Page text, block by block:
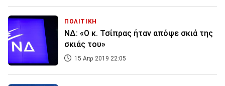
ΠΟΛΙΤΙΚΗ
ΝΔ: «Ο κ. Τσίπρας ήταν απόψε σκιά της
σκιάς του»
15 Απρ 2019 22:05